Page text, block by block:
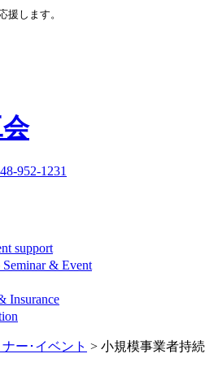
援します。
support
Seminar & Event
Insurance
ー･イベント > 小規模事業者持続